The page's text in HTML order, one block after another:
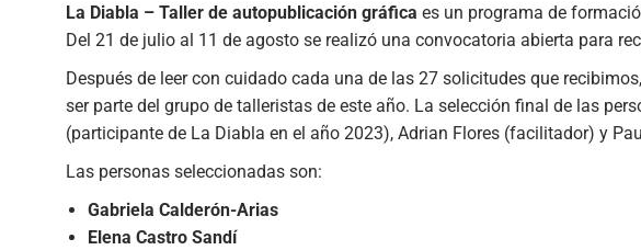
La Diabla – Taller de autopublicación gráfica es un programa de
Del 21 de julio al 11 de agosto se realizó una convocatoria abierta para
Después de leer con cuidado cada una de las 27 solicitudes que
ser parte del grupo de talleristas de este año. La selección final de las
(participante de La Diabla en el año 2023), Adrian Flores (facilitador) y
Las personas seleccionadas son:
Gabriela Calderón-Arias
Elena Castro Sandí